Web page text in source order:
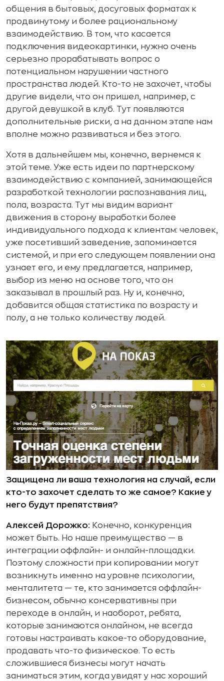
общения в бытовых, досуговых форматах к
продвинутому и более рациональному
взаимодействию. В том, что касается
подключения видеокартинки, нужно очень
серьезно прорабатывать вопрос о
потенциальном нарушении частного
пространства людей. Кто-то не захочет, чтобы
другие видели, что он пришел, например, с
другой девушкой в клуб. Тут появляются
дополнительные риски, а на данном этапе нам
вполне можно развиваться и без этого.
Хотя в дальнейшем мы, конечно, вернемся к
этой теме. Уже есть идеи по партнерскому
взаимодействию с компанией, занимающейся
разработкой технологии распознавания лиц,
пола, возраста. Тут мы видим вариант
движения в сторону выработки более
индивидуального подхода к клиентам: человек,
уже посетивший заведение, запоминается
системой, и при его следующем появлении она
узнает его, и ему предлагается, например,
выбор из меню на основе того, что он
заказывал в прошлый раз. Ну и, конечно,
добавится общая статистика по возрасту и
полу, а не только количеству людей.
Защищена ли ваша технология на случай, если
кто-то захочет сделать то же самое? Какие у
него будут препятствия?
Алексей Дорожко: Конечно, конкуренция
может быть. Но наше преимущество — в
интеграции оффлайн- и онлайн-площадки.
Поэтому сложности при копировании могут
возникнуть именно на уровне психологии,
менталитета — те, кто занимается оффлайн-
бизнесом, обычно консервативны при
переходе в онлайн, и наоборот, ребята,
которые занимаются онлайном, не всегда
готовы настраивать какое-то оборудование,
продавать что-то физическое. То есть
сложившиеся бизнесы могут начать
заниматься этим, когда увидят у нас хороший